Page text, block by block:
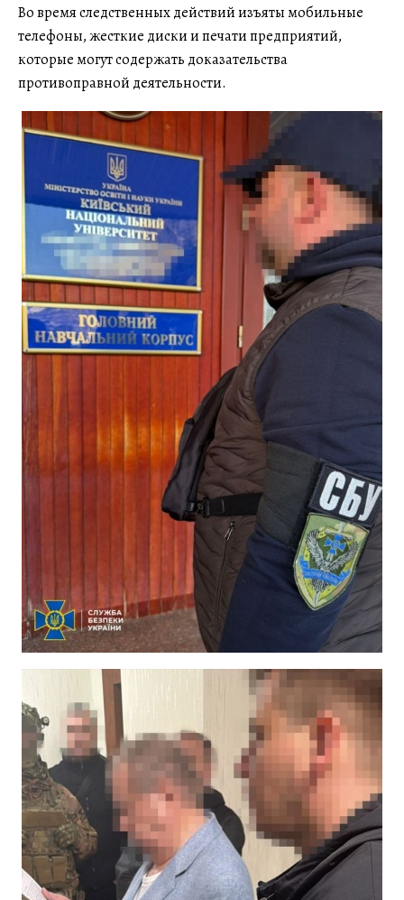
Во время следственных действий изъяты мобильные
телефоны, жесткие диски и печати предприятий,
которые могут содержать доказательства
противоправной деятельности.